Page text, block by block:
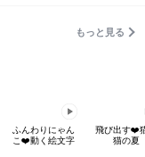
もっと見る
ふんわりにゃん
こ❤️動く絵文字
飛び出す❤️
猫の夏